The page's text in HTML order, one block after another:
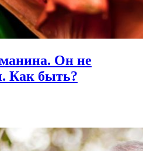
Он не
Как быть?